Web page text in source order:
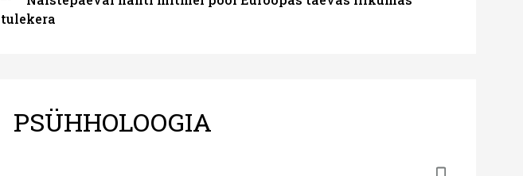
tulekera
PSÜHHOLOOGIA